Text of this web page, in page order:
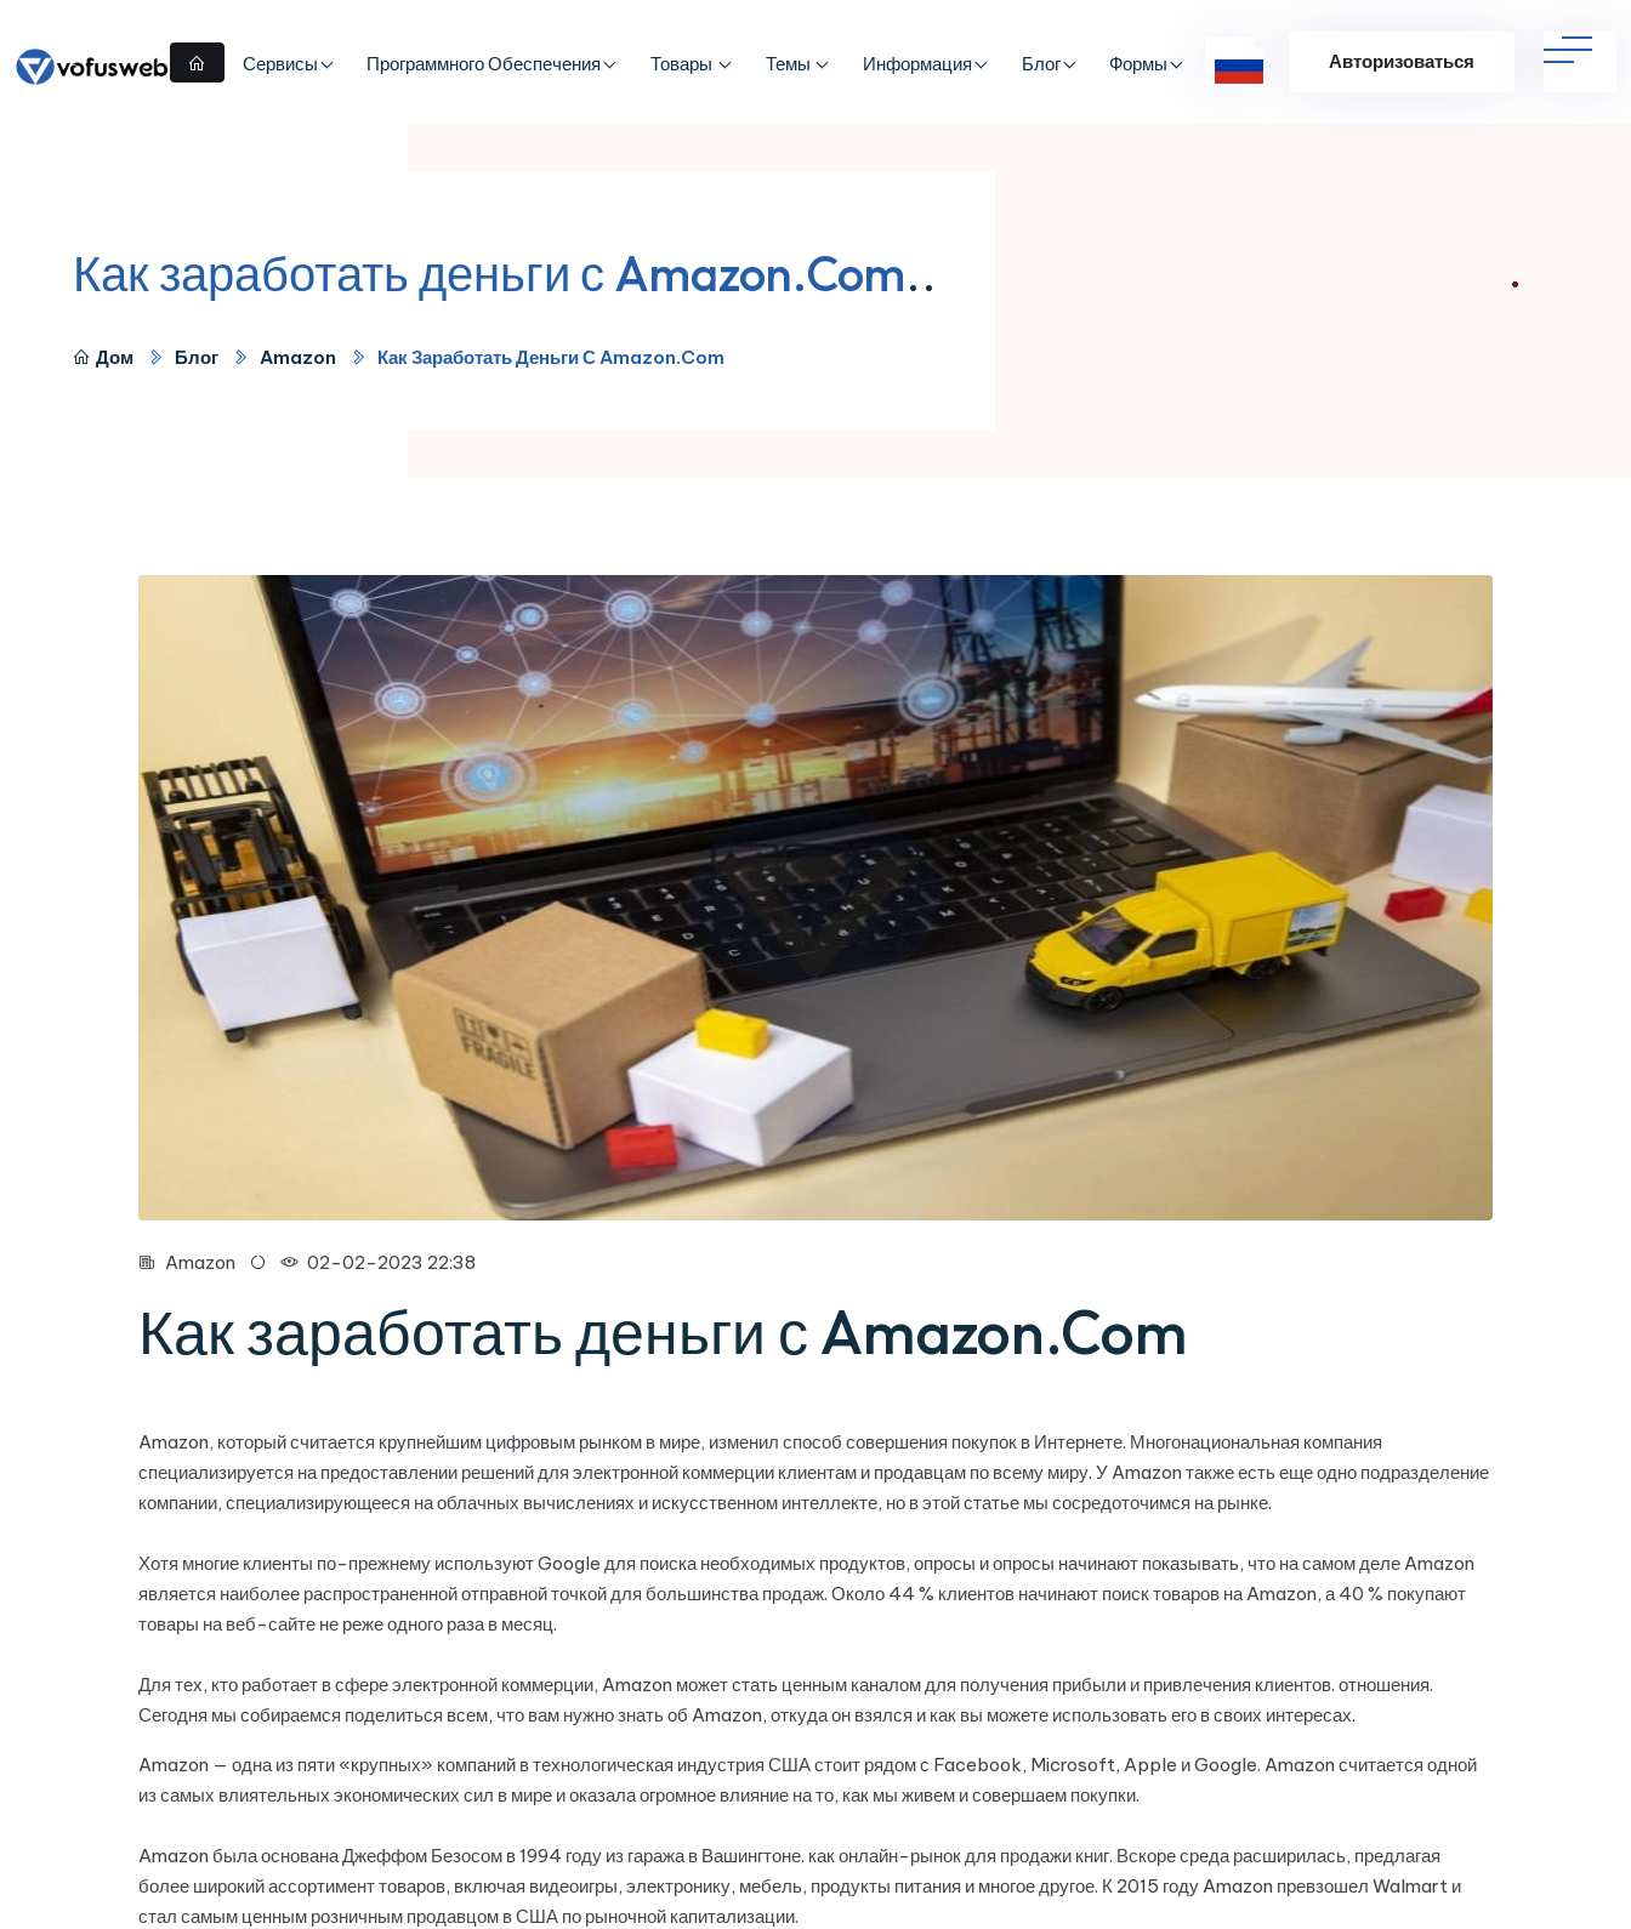
Сервисы Программного Обеспечения Товары Темы Информация Блог Формы Авторизоваться
Как заработать деньги с Amazon.Com..
Дом Блог Amazon Как Заработать Деньги С Amazon.Com
Amazon 02-02-2023 22:38
Как заработать деньги с Amazon.Com
Amazon, который считается крупнейшим цифровым рынком в мире, изменил способ совершения покупок в Интернете. Многонациональная компания
специализируется на предоставлении решений для электронной коммерции клиентам и продавцам по всему миру. У Amazon также есть еще одно подразделение
компании, специализирующееся на облачных вычислениях и искусственном интеллекте, но в этой статье мы сосредоточимся на рынке.
Хотя многие клиенты по-прежнему используют Google для поиска необходимых продуктов, опросы и опросы начинают показывать, что на самом деле Amazon
является наиболее распространенной отправной точкой для большинства продаж. Около 44 % клиентов начинают поиск товаров на Amazon, а 40 % покупают
товары на веб-сайте не реже одного раза в месяц.
Для тех, кто работает в сфере электронной коммерции, Amazon может стать ценным каналом для получения прибыли и привлечения клиентов. отношения.
Сегодня мы собираемся поделиться всем, что вам нужно знать об Amazon, откуда он взялся и как вы можете использовать его в своих интересах.
Amazon — одна из пяти «крупных» компаний в технологическая индустрия США стоит рядом с Facebook, Microsoft, Apple и Google. Amazon считается одной
из самых влиятельных экономических сил в мире и оказала огромное влияние на то, как мы живем и совершаем покупки.
Amazon была основана Джеффом Безосом в 1994 году из гаража в Вашингтоне. как онлайн-рынок для продажи книг. Вскоре среда расширилась, предлагая
более широкий ассортимент товаров, включая видеоигры, электронику, мебель, продукты питания и многое другое. К 2015 году Amazon превзошел Walmart и
стал самым ценным розничным продавцом в США по рыночной капитализации.